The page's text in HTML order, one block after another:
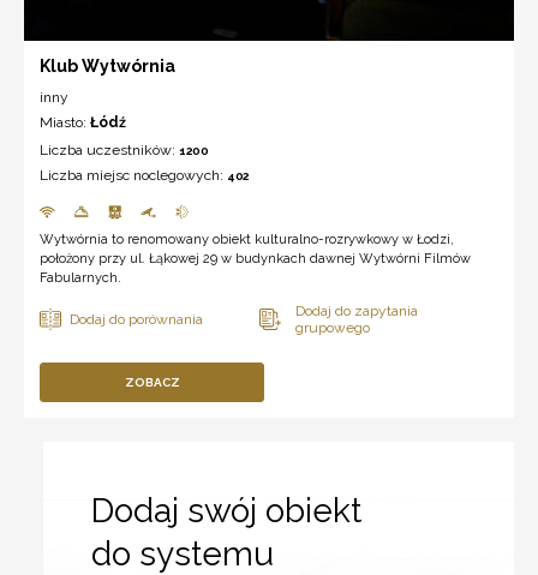
Klub Wytwórnia
inny
Miasto: Łódź
Liczba uczestników: 1200
Liczba miejsc noclegowych: 402
Wytwórnia to renomowany obiekt kulturalno-rozrywkowy w Łodzi,
położony przy ul. Łąkowej 29 w budynkach dawnej Wytwórni Filmów
Fabularnych.
ZOBACZ
Dodaj swój obiekt
do systemu